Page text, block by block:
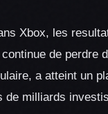
Xbox, les
de perdre
a atteint un
milliards